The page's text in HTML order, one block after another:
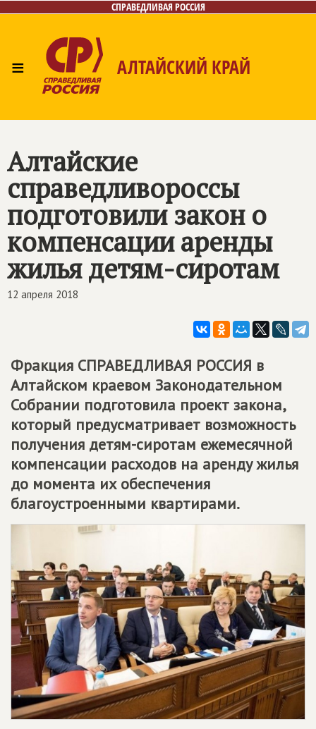
СПРАВЕДЛИВАЯ РОССИЯ
≡ АЛТАЙСКИЙ КРАЙ
Алтайские
справедливороссы
подготовили закон о
компенсации аренды
жилья детям-сиротам
12 апреля 2018
Фракция СПРАВЕДЛИВАЯ РОССИЯ в
Алтайском краевом Законодательном
Собрании подготовила проект закона,
который предусматривает возможность
получения детям-сиротам ежемесячной
компенсации расходов на аренду жилья
до момента их обеспечения
благоустроенными квартирами.